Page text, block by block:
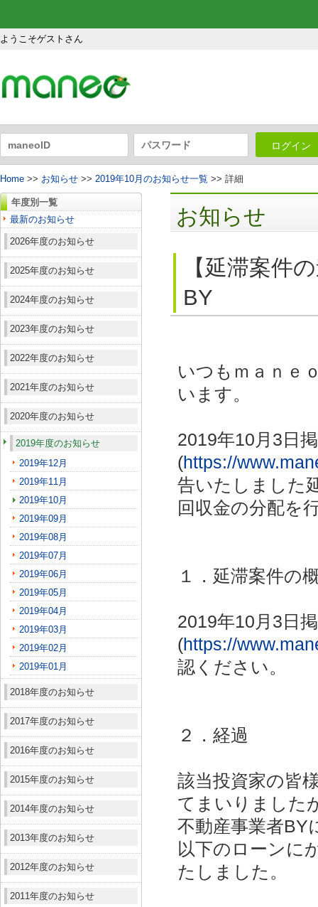
ようこそゲストさん
ログイン
Home >> お知らせ >> 2019年10月のお知らせ一覧 >> 詳細
年度別一覧
最新のお知らせ
2026年度のお知らせ
2025年度のお知らせ
2024年度のお知らせ
2023年度のお知らせ
2022年度のお知らせ
2021年度のお知らせ
2020年度のお知らせ
2019年度のお知らせ
2019年12月
2019年11月
2019年10月
2019年09月
2019年08月
2019年07月
2019年06月
2019年05月
2019年04月
2019年03月
2019年02月
2019年01月
2018年度のお知らせ
2017年度のお知らせ
2016年度のお知らせ
2015年度のお知らせ
2014年度のお知らせ
2013年度のお知らせ
2012年度のお知らせ
2011年度のお知らせ
お知らせ
【延滞案件
BY
いつもｍａｎｅ
います。
2019年10月3日
(https://
告いたしました
回収金の分配を
１．延滞案件の
2019年10月3日
(https://
認ください。
２．経過
該当投資家の皆
てまいりました
不動産事業者BY
以下のローンに
たしました。